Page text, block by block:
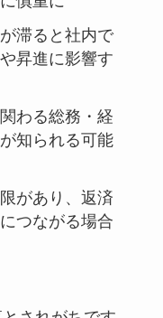
滞ると社内で
昇進に影響す
わる総務・経
知られる可能
限があり、返済
つながる場合